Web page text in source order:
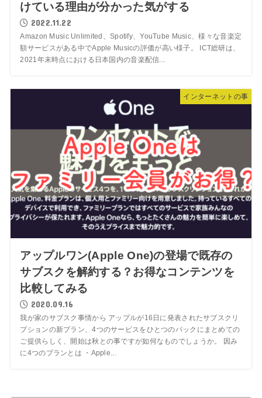
けている理由が分かった気がする
2022.11.22
Amazon Music Unlimited、Spotify、YouTube Music、様々な音楽定
額サービスがある中でApple Musicの評価が高い様子。 ICT総研は、
2021年末時点における日本国内の音楽配信...
インターネットの事
アップルワン(Apple One)の登場で既存の
サブスクを解約する？お得なコンテンツを
比較してみる
2020.09.16
我が家のサブスク事情から アップルが16日に発表されたサブスクリ
プションの新プラン、4つのサービスをひとつのパックにまとめての
ご提供らしく、開始は秋との事ですが如何なものでしょうか。 因み
に4つのプランとは ・Apple...